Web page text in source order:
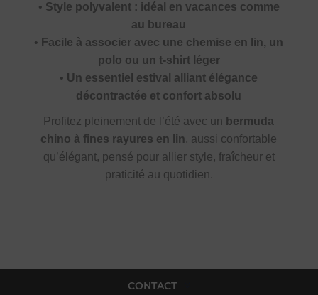
• Style polyvalent : idéal en vacances comme
au bureau
• Facile à associer avec une chemise en lin, un
polo ou un t-shirt léger
• Un essentiel estival alliant élégance
décontractée et confort absolu
Profitez pleinement de l’été avec un bermuda
chino à fines rayures en lin, aussi confortable
qu’élégant, pensé pour allier style, fraîcheur et
praticité au quotidien.
CONTACT